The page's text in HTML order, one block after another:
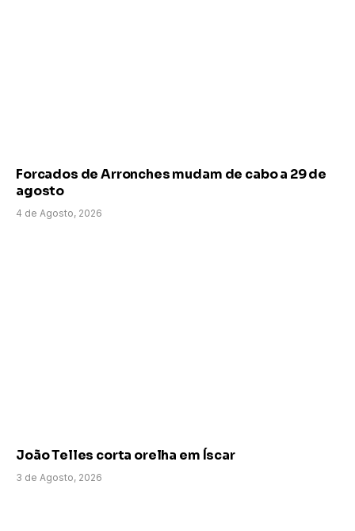
Forcados de Arronches mudam de cabo a 29 de
agosto
4 de Agosto, 2026
João Telles corta orelha em Íscar
3 de Agosto, 2026